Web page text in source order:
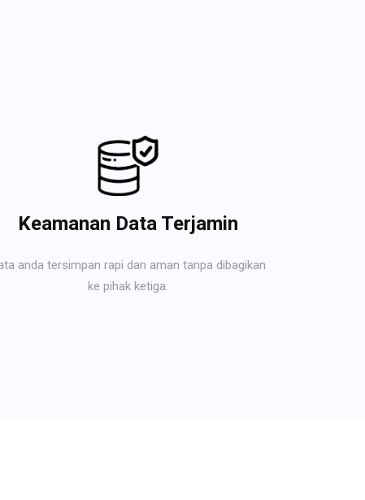
Keamanan Data Terjamin
anda tersimpan rapi dan aman tanpa dibagikan
ke pihak ketiga.